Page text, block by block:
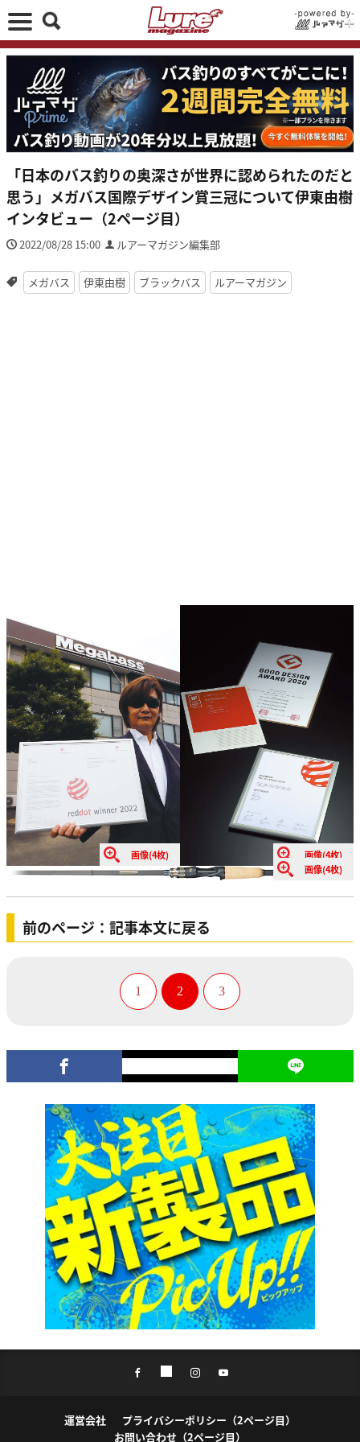
「日本のバス釣りの奥深さが世界に認められたのだと
思う」メガバス国際デザイン賞三冠について伊東由樹
インタビュー（2ページ目）
2022/08/28 15:00 ルアーマガジン編集部
メガバス 伊東由樹 ブラックバス ルアーマガジン
画像(4枚)
画像(4枚)
画像(4枚)
前のページ：記事本文に戻る
1 2 3
運営会社
プライバシーポリシー（2ページ目）
お問い合わせ（2ページ目）